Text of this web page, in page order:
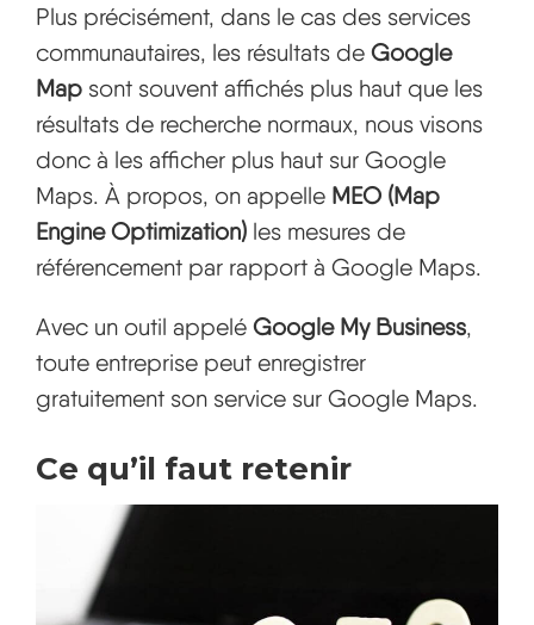
Plus précisément, dans le cas des services
communautaires, les résultats de Google
Map sont souvent affichés plus haut que les
résultats de recherche normaux, nous visons
donc à les afficher plus haut sur Google
Maps. À propos, on appelle MEO (Map
Engine Optimization) les mesures de
référencement par rapport à Google Maps.
Avec un outil appelé Google My Business,
toute entreprise peut enregistrer
gratuitement son service sur Google Maps.
Ce qu’il faut retenir